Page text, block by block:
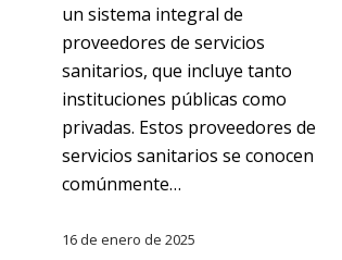
un sistema integral de
proveedores de servicios
sanitarios, que incluye tanto
instituciones públicas como
privadas. Estos proveedores de
servicios sanitarios se conocen
comúnmente…
16 de enero de 2025